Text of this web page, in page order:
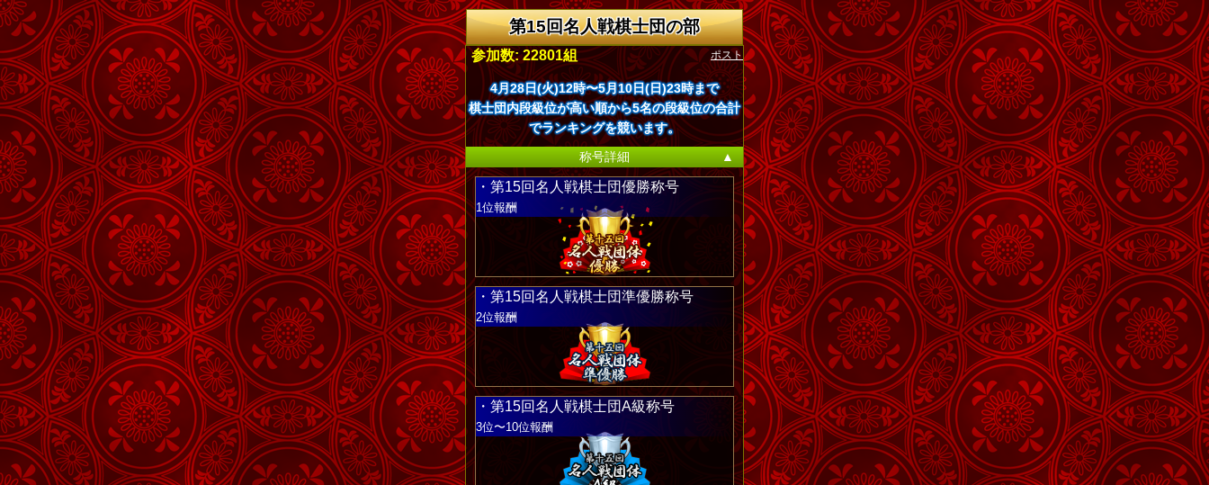
第15回名人戦棋士団の部
ポスト
参加数: 22801組
4月28日(火)12時〜5月10日(日)23時まで
棋士団内段級位が高い順から5名の段級位の合計
でランキングを競います。
称号詳細
▲
・第15回名人戦棋士団優勝称号
1位報酬
・第15回名人戦棋士団準優勝称号
2位報酬
・第15回名人戦棋士団A級称号
3位〜10位報酬